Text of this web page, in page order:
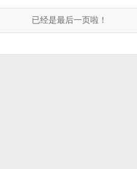
已经是最后一页啦！